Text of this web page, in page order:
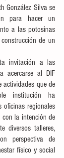
González Silva se
para hacer un
a las potosinas
de un
invitación a las
acercarse al DIF
actividades que de
institución ha
oficinas regionales
con la intención de
diversos talleres,
perspectiva de
físico y social